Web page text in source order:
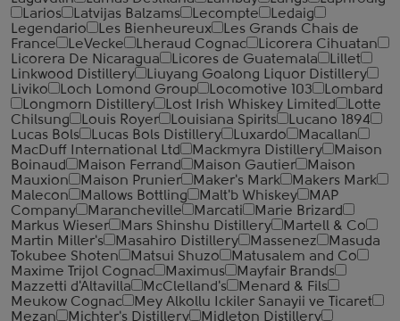
Larios
Latvijas Balzams Lecompte
Ledaig
Legendario
Les Bienheureux
Les Grands Chais de
France
LeVecke Lheraud Cognac
Licorera Cihuatan
Licorera De Nicaragua
Licores de Guatemala
Lillet
Linkwood Distillery
Liuyang Goalong Liquor Distillery
Liviko
Loch Lomond Group Locomotive 103
Lombard
Longmorn Distillery
Lost Irish Whiskey Limited
Lotte
Chilsung
Louis Royer Louisiana Spirits
Lucano 1894
Lucas Bols
Lucas Bols Distillery Luxardo
Macallan
MacDuff International Ltd
Mackmyra Distillery
Maison
Boinaud
Maison Ferrand Maison Gautier
Maison
Mauxion
Maison Prunier Maker's Mark
Makers Mark
Malecon
Mallows Bottling Malt'b Whiskey
MAP
Company
Marancheville Marcati
Marie Brizard
Markus Wieser
Mars Shinshu Distillery
Martell & Co
Martin Miller's
Masahiro Distillery Massenez
Masuda
Tokubee Shoten
Matsui Shuzo
Matusalem and Co
Maxime Trijol Cognac
Maximus
Mayfair Brands
Mazzetti d'Altavilla
McClelland's
Menard & Fils
Meukow Cognac
Mey Alkollu Ickiler Sanayii ve Ticaret
Mezan
Michter's Distillery
Midleton Distillery